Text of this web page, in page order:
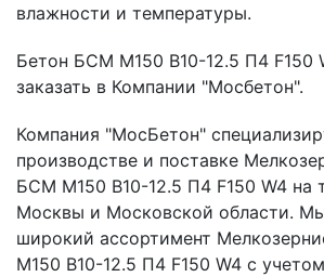
влажности и температуры.
Бетон БСМ М150 B10-12.5 П4 F150
заказать в Компании "Мосбетон".
Компания "МосБетон"
производстве и поставке
БСМ М150 B10-12.5 П4 F150 W4 на
Москвы и Московской области.
широкий ассортимент
М150 B10-12.5 П4 F150 W4 с